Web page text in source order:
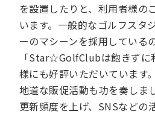
を設置したりと、利用者様の
います。一般的なゴルフスタ
ーのマシーンを採用している
「Star☆GolfClubは飽きずに
様にも好評いただいています。
地道な販促活動も功を奏しま
更新頻度を上げ、SNSなどの